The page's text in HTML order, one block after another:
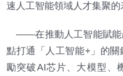
速人工智能領域人才集聚的
——在推動人工智能賦能
點打通「人工智能+」的
勵突破AI芯片、大模型、